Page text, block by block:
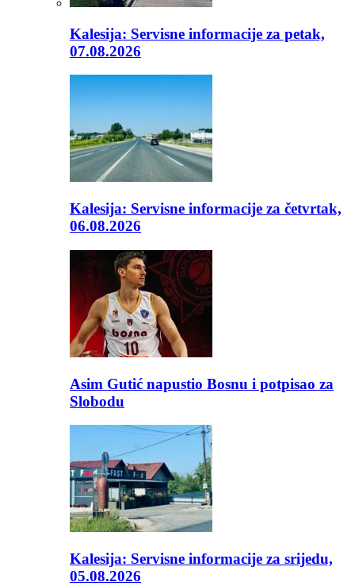
Kalesija: Servisne informacije za petak,
07.08.2026
Kalesija: Servisne informacije za četvrtak,
06.08.2026
Asim Gutić napustio Bosnu i potpisao za
Slobodu
Kalesija: Servisne informacije za srijedu,
05.08.2026